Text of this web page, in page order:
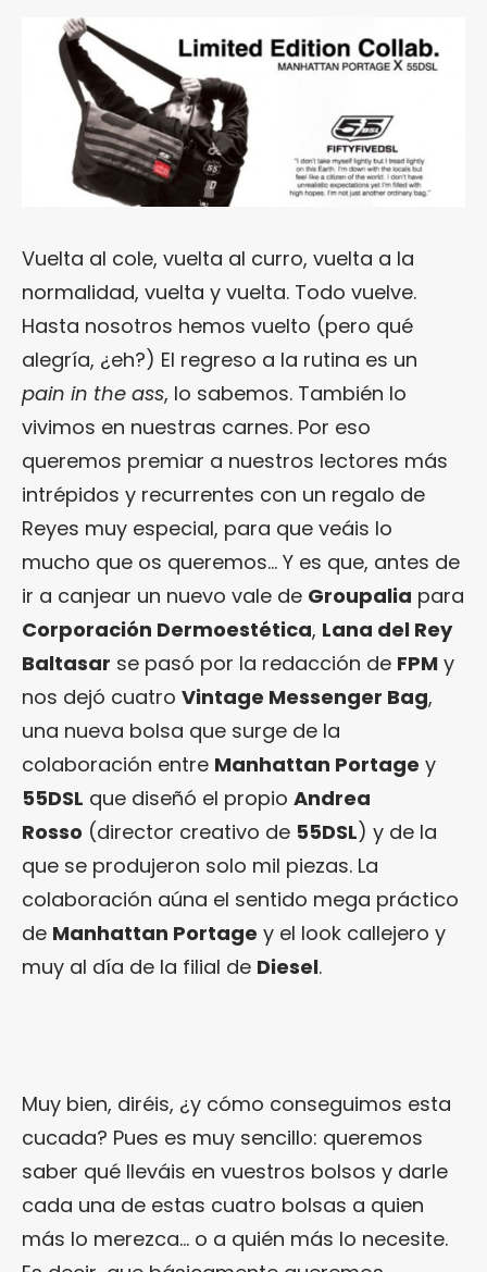
Vuelta al cole, vuelta al curro, vuelta a la
normalidad, vuelta y vuelta. Todo vuelve.
Hasta nosotros hemos vuelto (pero qué
alegría, ¿eh?) El regreso a la rutina es un
pain in the ass, lo sabemos. También lo
vivimos en nuestras carnes. Por eso
queremos premiar a nuestros lectores más
intrépidos y recurrentes con un regalo de
Reyes muy especial, para que veáis lo
mucho que os queremos… Y es que, antes de
ir a canjear un nuevo vale de Groupalia para
Corporación Dermoestética, Lana del Rey
Baltasar se pasó por la redacción de FPM y
nos dejó cuatro Vintage Messenger Bag,
una nueva bolsa que surge de la
colaboración entre Manhattan Portage y
55DSL que diseñó el propio Andrea
Rosso (director creativo de 55DSL) y de la
que se produjeron solo mil piezas. La
colaboración aúna el sentido mega práctico
de Manhattan Portage y el look callejero y
muy al día de la filial de Diesel.
Muy bien, diréis, ¿y cómo conseguimos esta
cucada? Pues es muy sencillo: queremos
saber qué lleváis en vuestros bolsos y darle
cada una de estas cuatro bolsas a quien
más lo merezca… o a quién más lo necesite.